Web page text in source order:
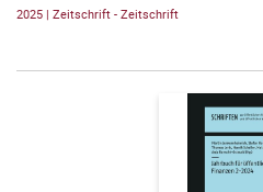
2025 | Zeitschrift - Zeitschrift